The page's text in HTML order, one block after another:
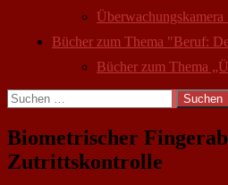
Überwachungs­kamera
Bücher zum Thema "Beruf:
Bücher zum Thema
Suchen
nach:
Biometrischer
Zutrittskontrolle